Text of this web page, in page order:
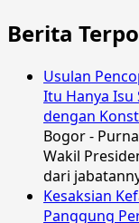
Berita
Usulan
Itu Hanya Isu
dengan
Bogor -
Wakil
dari
Kesaksian
Panggung